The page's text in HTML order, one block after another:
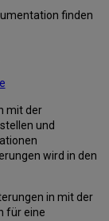
finden
mit der
und
wird in den
in mit der
für eine